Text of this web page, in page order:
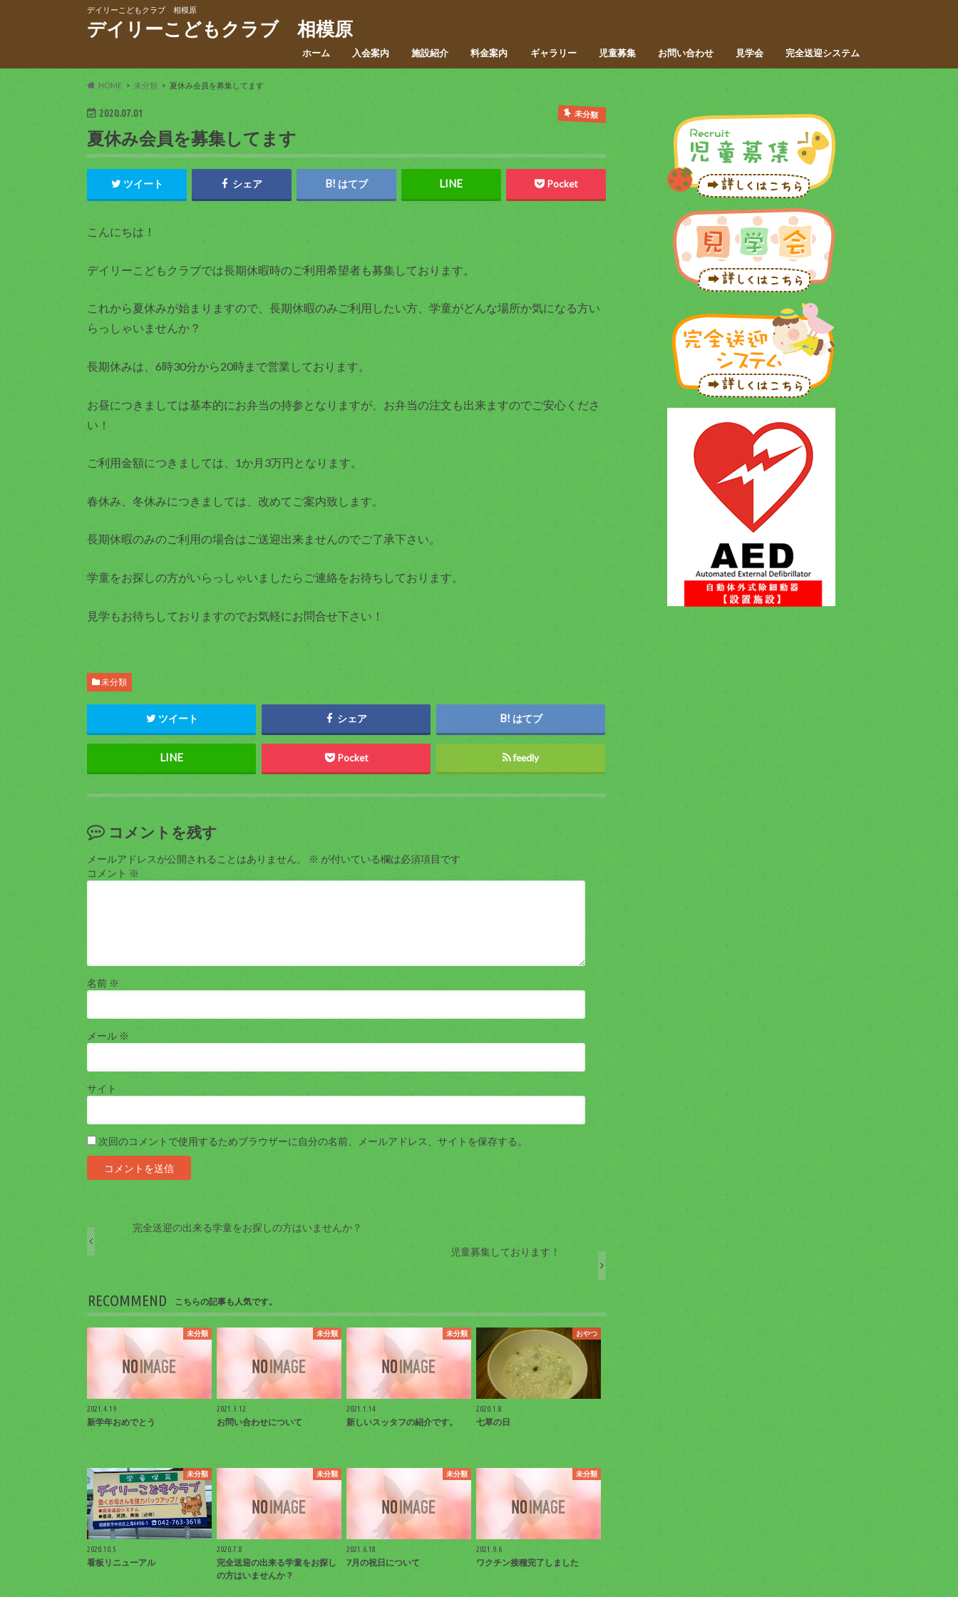
デイリーこどもクラブ 相模原
デイリーこどもクラブ 相模原
ホーム 入会案内 施設紹介 料金案内 ギャラリー 児童募集 お問い合わせ 見学会 完全送迎システム
HOME 未分類 夏休み会員を募集してます
2020.07.01 未分類
夏休み会員を募集してます
ツイート シェア はてブ Pocket
こんにちは！
デイリーこどもクラブでは長期休暇時のご利用希望者も募集しております。
これから夏休みが始まりますので、長期休暇のみご利用したい方、学童がどんな場所か気になる方い
らっしゃいませんか？
長期休みは、6時30分から20時まで営業しております。
お昼につきましては基本的にお弁当の持参となりますが、お弁当の注文も出来ますのでご安心くださ
い！
ご利用金額につきましては、1か月3万円となります。
春休み、冬休みにつきましては、改めてご案内致します。
長期休暇のみのご利用の場合はご送迎出来ませんのでご了承下さい。
学童をお探しの方がいらっしゃいましたらご連絡をお待ちしております。
見学もお待ちしておりますのでお気軽にお問合せ下さい！
未分類
ツイート シェア はてブ
Pocket feedly
コメントを残す
メールアドレスが公開されることはありません。 ※ が付いている欄は必須項目です
コメント ※
名前 ※
メール ※
サイト
次回のコメントで使用するためブラウザーに自分の名前、メールアドレス、サイトを保存する。
完全送迎の出来る学童をお探しの方はいませんか？
児童募集しております！
RECOMMEND こちらの記事も人気です。
未分類
2021.4.19
新学年おめでとう
未分類
2021.3.12
お問い合わせについて
未分類
2021.1.14
新しいスッタフの紹介です。
おやつ
2020.1.8
七草の日
未分類
2020.10.5
看板リニューアル
未分類
2020.7.8
完全送迎の出来る学童をお探し
の方はいませんか？
未分類
2021.6.18
7月の祝日について
未分類
2021.9.6
ワクチン接種完了しました